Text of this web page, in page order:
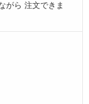
がら 注文できま